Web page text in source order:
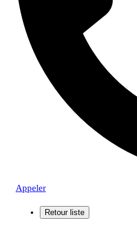
Appeler